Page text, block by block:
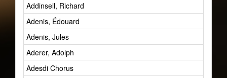
Addinsell, Richard
Adenis, Édouard
Adenis, Jules
Aderer, Adolph
Adesdi Chorus